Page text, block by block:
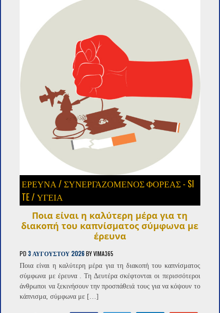
ΈΡΕΥΝΑ/ΣΥΝΕΡΓΑΖΌΜΕΝΟΣ ΦΟΡΈΑΣ - SI
TE/ΥΓΕΙΑ
Ποια είναι η καλύτερη μέρα για τη
διακοπή του καπνίσματος σύμφωνα με
έρευνα
PD3 ΑΥΓΟΎΣΤΟΥ 2026BYVIMA365
Ποια είναι η καλύτερη μέρα για τη διακοπή του καπνίσματος
σύμφωνα με έρευνα . Τη Δευτέρα σκέφτονται οι περισσότεροι
άνθρωποι να ξεκινήσουν την προσπάθειά τους για να κόψουν το
κάπνισμα, σύμφωνα με […]